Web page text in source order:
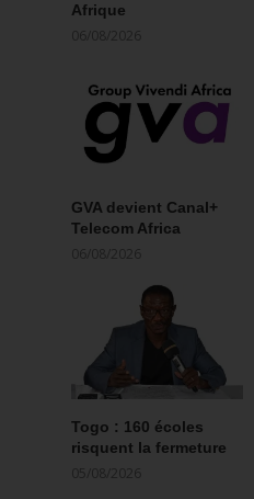
Afrique
06/08/2026
GVA devient Canal+
Telecom Africa
06/08/2026
Togo : 160 écoles
risquent la fermeture
05/08/2026